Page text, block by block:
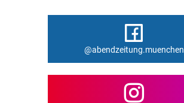
@abendzeitung.muenchen